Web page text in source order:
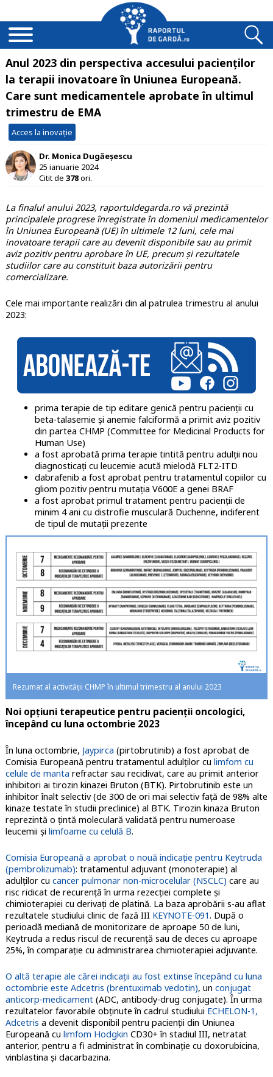
Anul 2023 din perspectiva accesului pacienţilor
la terapii inovatoare în Uniunea Europeană.
Care sunt medicamentele aprobate în ultimul
trimestru de EMA
Acces la inovație
Dr. Monica Dugăeșescu
25 ianuarie 2024
Citit de 378ori.
La finalul anului 2023, raportuldegarda.ro vă prezintă
principalele progrese înregistrate în domeniul medicamentelor
în Uniunea Europeană (UE) în ultimele 12 luni, cele mai
inovatoare terapii care au devenit disponibile sau au primit
aviz pozitiv pentru aprobare în UE, precum și rezultatele
studiilor care au constituit baza autorizării pentru
comercializare.
Cele mai importante realizări din al patrulea trimestru al anului
2023:
prima terapie de tip editare genică pentru pacienţii cu
beta-talasemie şi anemie falciformă a primit aviz pozitiv
din partea CHMP (Committee for Medicinal Products for
Human Use)
a fost aprobată prima terapie tintită pentru adulţii nou
diagnosticaţi cu leucemie acută mielodă FLT2-ITD
dabrafenib a fost aprobat pentru tratamentul copiilor cu
gliom pozitiv pentru mutaţia V600E a genei BRAF
a fost aprobat primul tratament pentru pacienţii de
minim 4 ani cu distrofie musculară Duchenne, indiferent
de tipul de mutaţii prezente
Rezumat al activităţii CHMP în ultimul trimestru al anului 2023
Noi opțiuni terapeutice pentru pacienții oncologici,
începând cu luna octombrie 2023
În luna octombrie, Jaypirca (pirtobrutinib) a fost aprobat de
Comisia Europeană pentru tratamentul adulților cu limfom cu
celule de manta refractar sau recidivat, care au primit anterior
inhibitori ai tirozin kinazei Bruton (BTK). Pirtobrutinib este un
inhibitor înalt selectiv (de 300 de ori mai selectiv față de 98% alte
kinaze testate în studii preclinice) al BTK. Tirozin kinaza Bruton
reprezintă o țintă moleculară validată pentru numeroase
leucemii și limfoame cu celulă B.
Comisia Europeană a aprobat o nouă indicație pentru Keytruda
(pembrolizumab): tratamentul adjuvant (monoterapie) al
adulților cu cancer pulmonar non-microcelular (NSCLC) care au
risc ridicat de recurență în urma rezecției complete și
chimioterapiei cu derivați de platină. La baza aprobării s-au aflat
rezultatele studiului clinic de fază III KEYNOTE-091. După o
perioadă mediană de monitorizare de aproape 50 de luni,
Keytruda a redus riscul de recurență sau de deces cu aproape
25%, în comparație cu administrarea chimioterapiei adjuvante.
O altă terapie ale cărei indicații au fost extinse începând cu luna
octombrie este Adcetris (brentuximab vedotin), un conjugat
anticorp-medicament(ADC, antibody-drug conjugate). În urma
rezultatelor favorabile obținute în cadrul studiului ECHELON-1,
Adcetris a devenit disponibil pentru pacienții din Uniunea
Europeană cu limfom Hodgkin CD30+ în stadiul III, netratat
anterior, pentru a fi administrat în combinație cu doxorubicina,
vinblastina și dacarbazina.